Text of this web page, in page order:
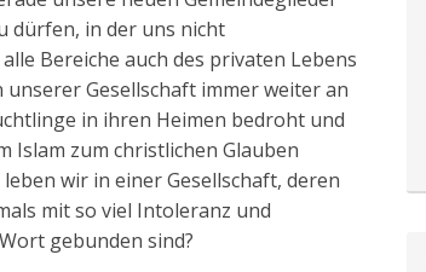
dürfen, in der uns nicht
Bereiche auch des privaten Lebens
Gesellschaft immer weiter an
in ihren Heimen bedroht und
Islam zum christlichen Glauben
wir in einer Gesellschaft, deren
mit so viel Intoleranz und
gebunden sind?